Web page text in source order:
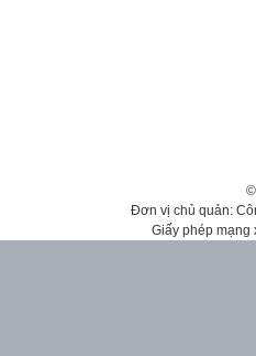
Đơn vị chủ quản:
Giấy phép mạng